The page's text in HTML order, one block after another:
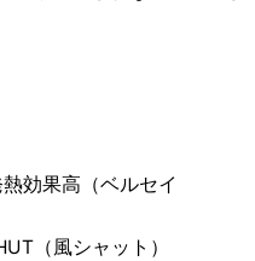
効果高（ベルセイ
（風シャット）